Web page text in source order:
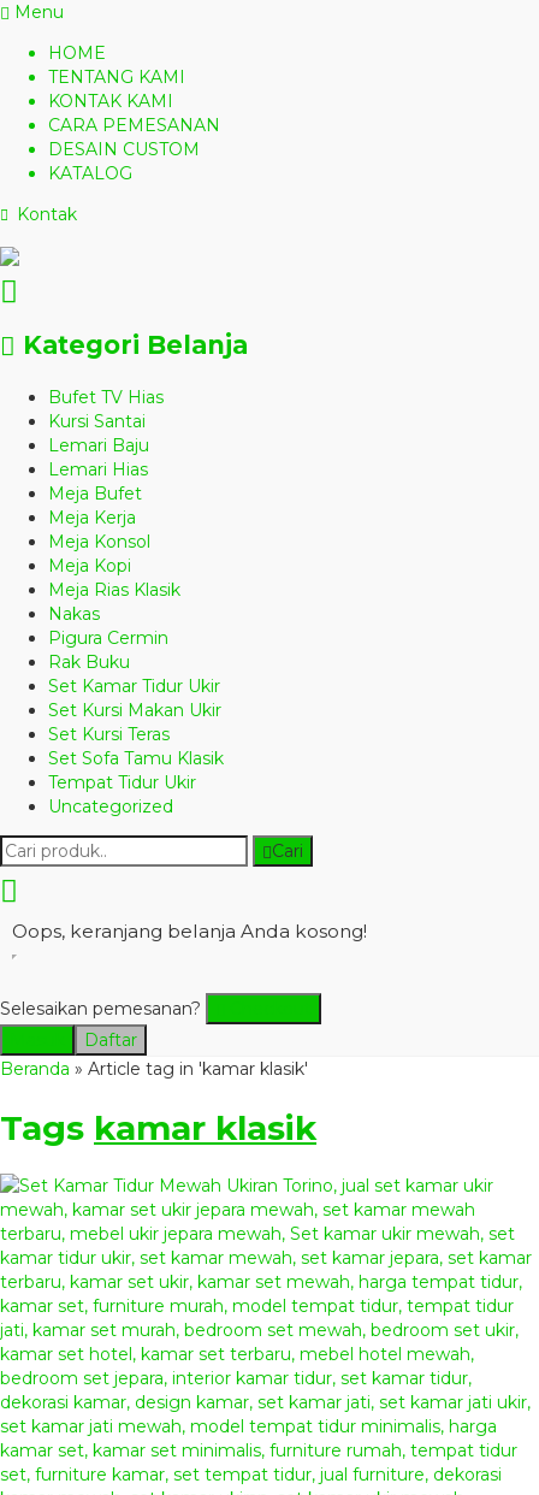
Menu
HOME
TENTANG KAMI
KONTAK KAMI
CARA PEMESANAN
DESAIN CUSTOM
KATALOG
Kontak
Kategori Belanja
Bufet TV Hias
Kursi Santai
Lemari Baju
Lemari Hias
Meja Bufet
Meja Kerja
Meja Konsol
Meja Kopi
Meja Rias Klasik
Nakas
Pigura Cermin
Rak Buku
Set Kamar Tidur Ukir
Set Kursi Makan Ukir
Set Kursi Teras
Set Sofa Tamu Klasik
Tempat Tidur Ukir
Uncategorized
Cari
Oops, keranjang belanja Anda kosong!
Selesaikan pemesanan?
Daftar
Beranda » Article tag in 'kamar klasik'
Tags kamar klasik